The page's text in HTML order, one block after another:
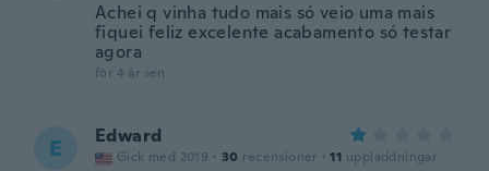
Achei q vinha tudo mais só veio uma mais
fiquei feliz excelente acabamento só testar
agora
för 4 år sen
E Edward
Gick med 2019 · 30 recensioner · 11 uppladdningar